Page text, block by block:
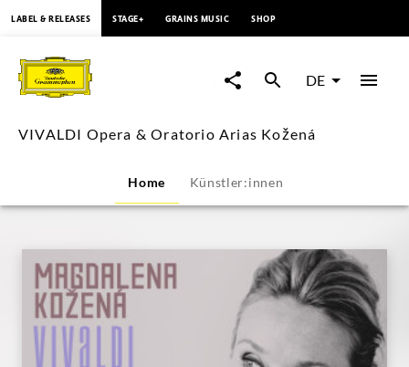
VIVALDI
Opera
&
Arias
Kožená
Deutsche
LABEL & RELEASES STAGE+ GRAINS MUSIC SHOP
DE
VIVALDI Opera & Oratorio Arias Kožená
Home Künstler:innen